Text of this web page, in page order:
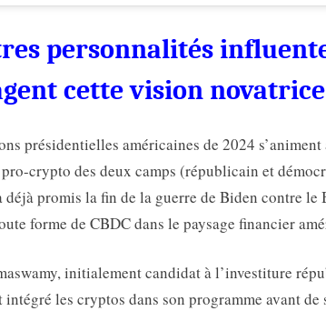
personnalités
cette vision novatrice
présidentielles américaines de 2024 s’animent
crypto des deux camps (républicain et
déjà promis la fin de la guerre de Biden contre
forme de CBDC dans le paysage financier
initialement candidat à l’investiture
intégré les cryptos dans son programme avant de